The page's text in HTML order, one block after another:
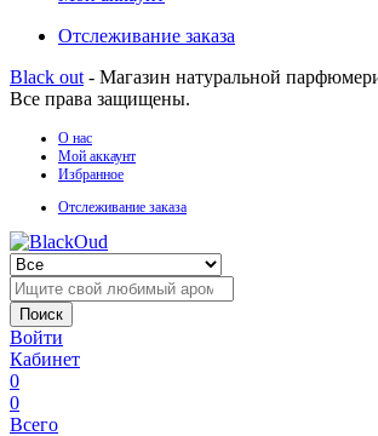
Отслеживание заказа
Black out - Магазин натуральной
Все права защищены.
О нас
Мой аккаунт
Избранное
Отслеживание заказа
Поиск
Войти
Кабинет
0
0
Всего